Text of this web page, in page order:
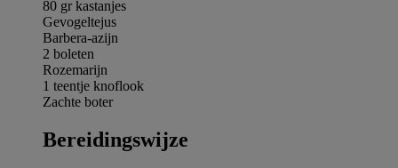
80 gr kastanjes
Gevogeltejus
Barbera-azijn
2 boleten
Rozemarijn
1 teentje knoflook
Zachte boter
Bereidingswijze